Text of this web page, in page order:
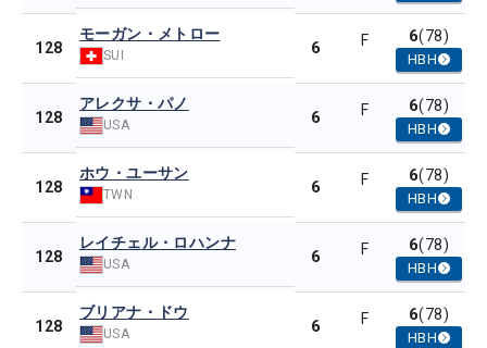
128
モーガン・メトロー
SUI 6 F 6(78)
HBH
128
アレクサ・パノ
USA 6 F 6(78)
HBH
128
ホウ・ユーサン
TWN 6 F 6(78)
HBH
128
レイチェル・ロハンナ
USA 6 F 6(78)
HBH
128
ブリアナ・ドウ
USA 6 F 6(78)
HBH